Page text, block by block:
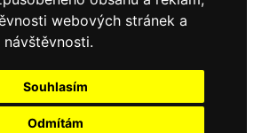
webových stránek a
Souhlasím
Odmítám